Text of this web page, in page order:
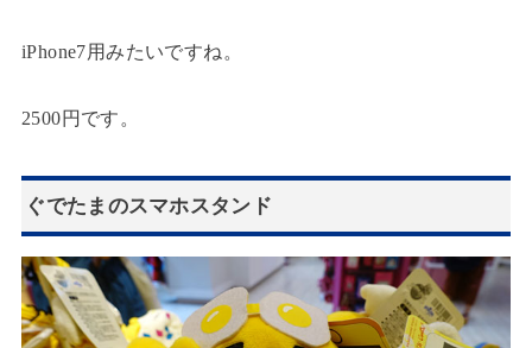
iPhone7用みたいですね。
2500円です。
ぐでたまのスマホスタンド